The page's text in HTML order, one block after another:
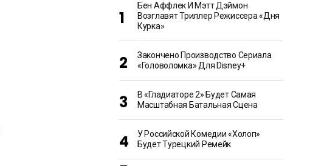
Бен Аффлек И Мэтт Дэймон
Возглавят Триллер Режиссера «Дня
Курка»
Закончено Производство Сериала
«Головоломка» Для Disney+
В «Гладиаторе 2» Будет Самая
Масштабная Батальная Сцена
У Российской Комедии «Холоп»
Будет Турецкий Ремейк